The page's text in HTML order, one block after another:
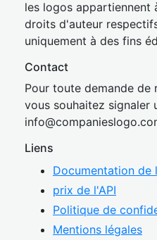
les logos appartiennent
droits d'auteur
uniquement à des fins
Contact
Pour toute demande de
vous souhaitez signaler
info@companies
Liens
Documentation de
prix de l'API
Politique de
Mentions légales